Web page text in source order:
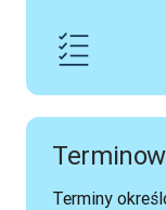
Terminy